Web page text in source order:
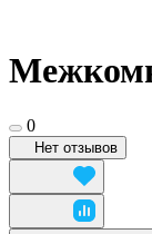
0
Нет отзывов